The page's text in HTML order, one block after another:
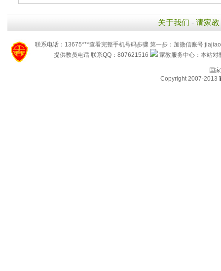
关于我们 - 请家教
联系电话：13675***查看完整手机号码步骤 第一步：加微信账号
提供教员电话 联系QQ：807621516
家教服务中心：本站
国
Copyright 2007-2013